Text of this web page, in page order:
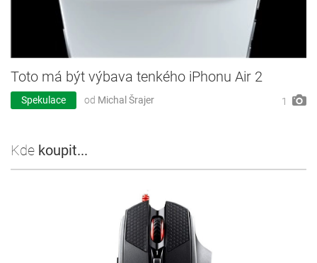
Toto má být výbava tenkého iPhonu Air 2
Spekulace od Michal Šrajer 1
Kde koupit...